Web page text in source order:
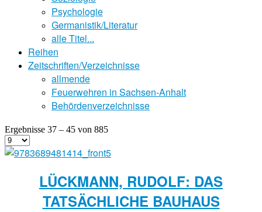
Psychologie
Germanistik/Literatur
alle Titel...
Reihen
Zeitschriften/Verzeichnisse
allmende
Feuerwehren in Sachsen-Anhalt
Behördenverzeichnisse
Ergebnisse 37 – 45 von 885
LÜCKMANN, RUDOLF: DAS
TATSÄCHLICHE BAUHAUS